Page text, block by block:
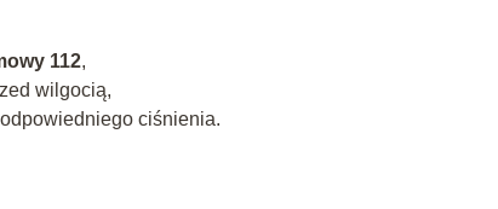
112,
wilgocią,
ciśnienia.